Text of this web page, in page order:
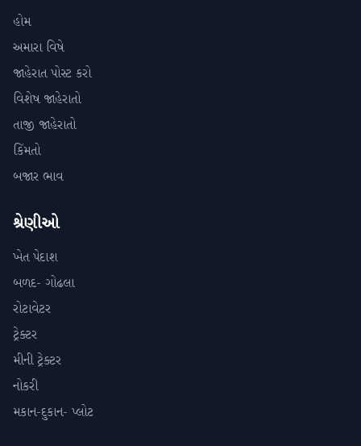
હોમ
અમારા વિષે
જાહેરાત પોસ્ટ કરો
વિશેષ જાહેરાતો
તાજી જાહેરાતો
કિંમતો
બજાર ભાવ
શ્રેણીઓ
ખેત પેદાશ
બળદ- ગોઢલા
રોટાવેટર
ટ્રેક્ટર
મીની ટ્રેક્ટર
નોકરી
મકાન-દુકાન- પ્લોટ